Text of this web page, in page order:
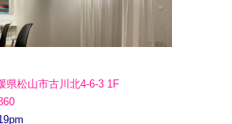
県松山市古川北4-6-3 1F